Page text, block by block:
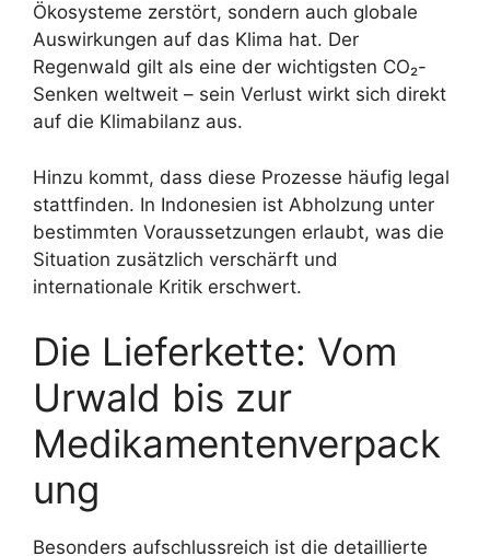
Ökosysteme zerstört, sondern auch globale
Auswirkungen auf das Klima hat. Der
Regenwald gilt als eine der wichtigsten CO₂-
Senken weltweit – sein Verlust wirkt sich direkt
auf die Klimabilanz aus.
Hinzu kommt, dass diese Prozesse häufig legal
stattfinden. In Indonesien ist Abholzung unter
bestimmten Voraussetzungen erlaubt, was die
Situation zusätzlich verschärft und
internationale Kritik erschwert.
Die Lieferkette: Vom
Urwald bis zur
Medikamentenverpack
ung
Besonders aufschlussreich ist die detaillierte